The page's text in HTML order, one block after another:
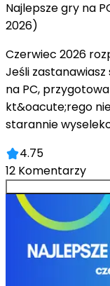
Najlepsze gry na
2026)
Czerwiec 2026
Jeśli
na PC,
kt&oacute;rego
starannie
4.75
12 Komentarzy